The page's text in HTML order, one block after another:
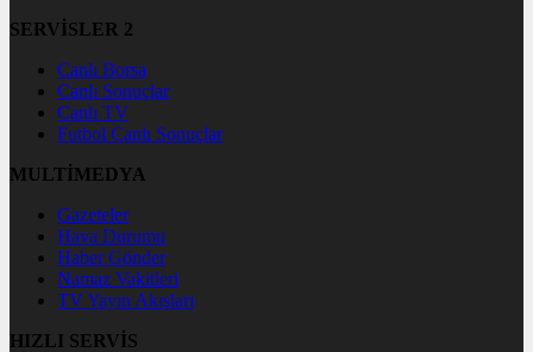
SERVİSLER 2
Canlı Borsa
Canlı Sonuçlar
Canlı TV
Futbol Canlı Sonuçlar
MULTİMEDYA
Gazeteler
Hava Durumu
Haber Gönder
Namaz Vakitleri
TV Yayın Akışları
HIZLI SERVİS